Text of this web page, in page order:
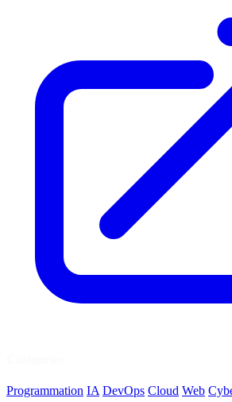
Programmation IA DevOps Cloud Web